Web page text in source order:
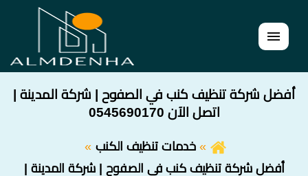
القائمة
أفضل شركة تنظيف كنب في الصفوح | شركة المدينة |
اتصل الآن 0545690170
خدمات تنظيف الكنب
أفضل شركة تنظيف كنب في الصفوح | شركة المدينة |